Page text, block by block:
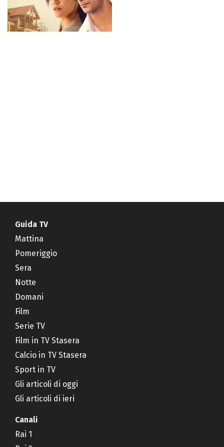
Guida TV
Mattina
Pomeriggio
Sera
Notte
Domani
Film
Serie TV
Film in TV Stasera
Calcio in TV Stasera
Sport in TV
Gli articoli di oggi
Gli articoli di ieri
Canali
Rai 1